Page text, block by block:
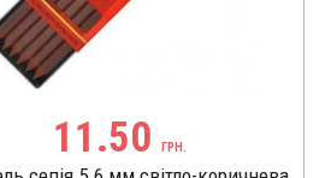
11.50 ГРН.